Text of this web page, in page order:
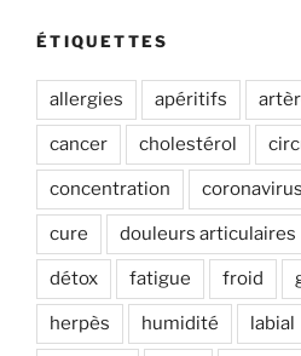
ÉTIQUETTES
allergies apéritifs
cancer cholestérol
concentration coronavirus
cure douleurs articulaires
détox fatigue froid
herpès humidité labial